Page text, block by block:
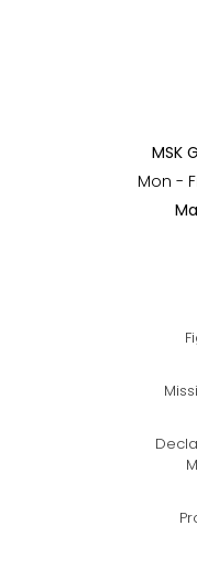
MSK
Mon -